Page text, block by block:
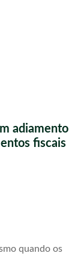
adiamento
fiscais
quando os